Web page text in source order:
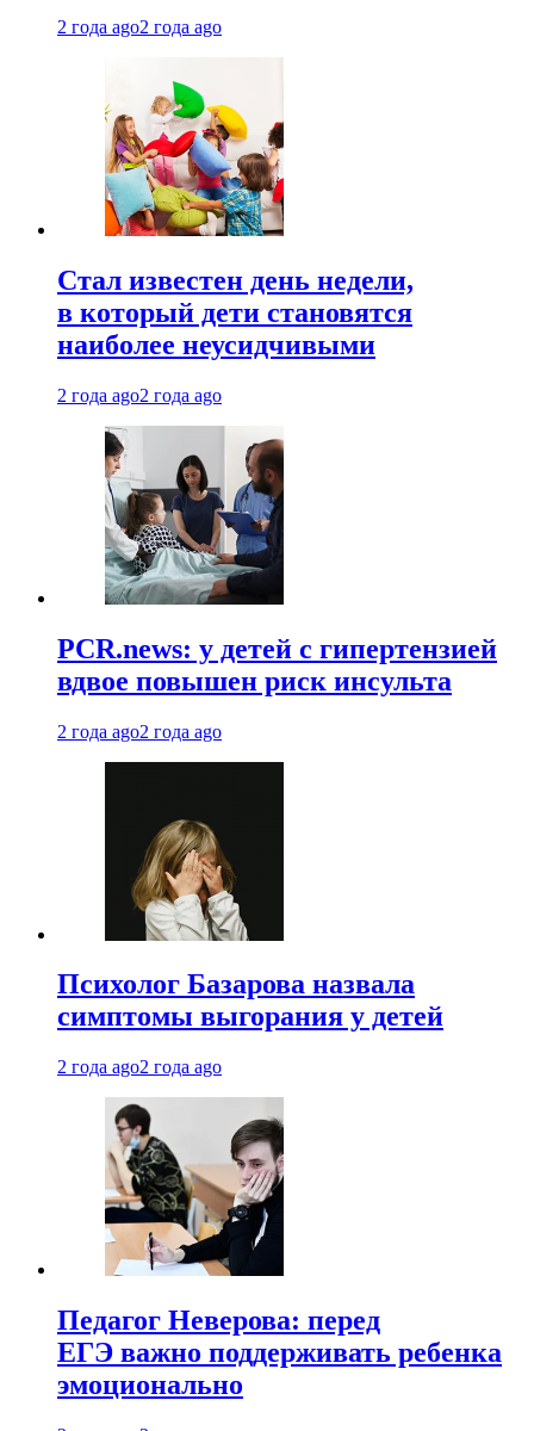
2 года ago2 года ago
Стал известен день недели,
в который дети становятся
наиболее неусидчивыми
2 года ago2 года ago
PCR.news: у детей с гипертензией
вдвое повышен риск инсульта
2 года ago2 года ago
Психолог Базарова назвала
симптомы выгорания у детей
2 года ago2 года ago
Педагог Неверова: перед
ЕГЭ важно поддерживать ребенка
эмоционально